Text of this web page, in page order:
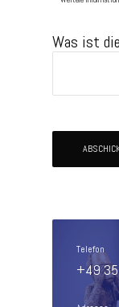
Was ist
Telefon
+49